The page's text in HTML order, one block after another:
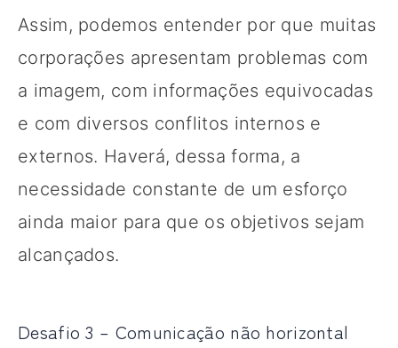
Assim, podemos entender por que muitas
corporações apresentam problemas com
a imagem, com informações equivocadas
e com diversos conflitos internos e
externos. Haverá, dessa forma, a
necessidade constante de um esforço
ainda maior para que os objetivos sejam
alcançados.
Desafio 3 – Comunicação não horizontal